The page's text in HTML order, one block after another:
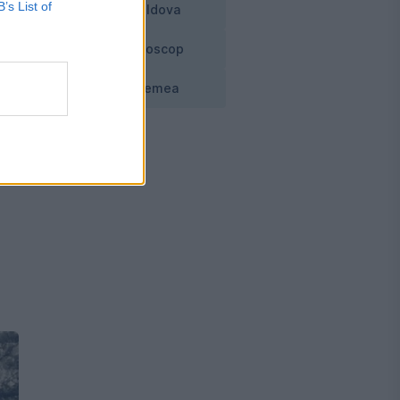
List of
Moldova
Horoscop
Vremea